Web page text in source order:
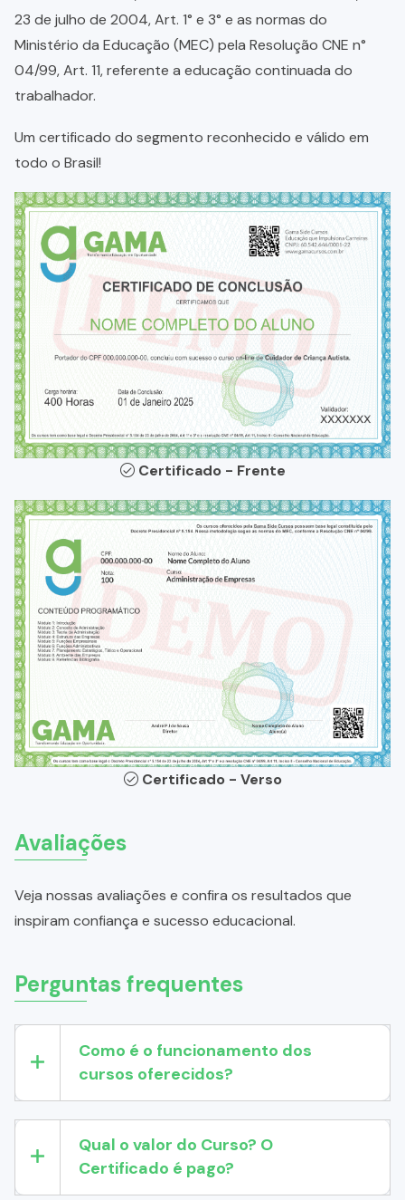
23 de julho de 2004, Art. 1° e 3° e as normas do
Ministério da Educação (MEC) pela Resolução CNE n°
04/99, Art. 11, referente a educação continuada do
trabalhador.
Um certificado do segmento reconhecido e válido em
todo o Brasil!
Certificado - Frente
Certificado - Verso
Avaliações
Veja nossas avaliações e confira os resultados que
inspiram confiança e sucesso educacional.
Perguntas frequentes
Como é o funcionamento dos
cursos oferecidos?
Qual o valor do Curso? O
Certificado é pago?